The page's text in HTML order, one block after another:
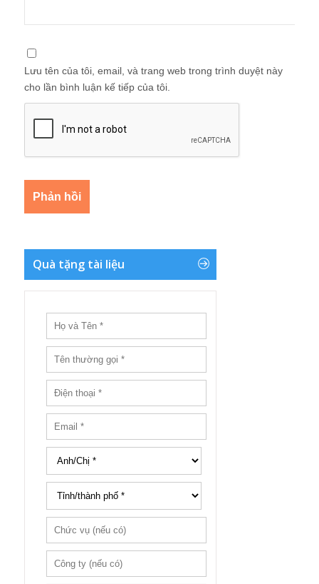
Lưu tên của tôi, email, và trang web trong trình duyệt này
cho lần bình luận kế tiếp của tôi.
Quà tặng tài liệu